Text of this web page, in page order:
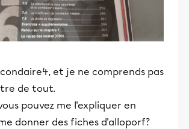
et je ne comprends pas
de tout.
pouvez me l'expliquer en
donner des fiches d'alloporf?